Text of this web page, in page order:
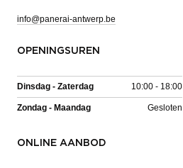
info@panerai-antwerp.be
OPENINGSUREN
Dinsdag - Zaterdag 10:00 - 18:00
Zondag - Maandag Gesloten
ONLINE AANBOD